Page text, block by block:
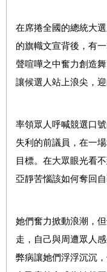
在席捲全國的總統大
的旗幟文宣背後，有
聲喧嘩之中奮力創造
讓候選人站上浪尖，迎
率領眾人呼喊競選口
失利的前議員，在一
目標。在大眾眼光看
亞靜苦惱該如何奪回自
她們奮力掀動浪潮，
走，自己與周遭眾人
弊病讓她們浮浮沉沉